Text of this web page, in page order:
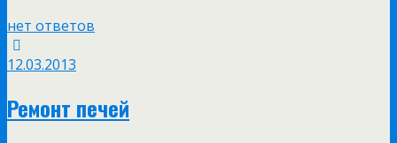
нет ответов
12.03.2013
Ремонт печей